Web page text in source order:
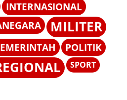
INTERNASIONAL
MILITER
POLITIK
SPORT